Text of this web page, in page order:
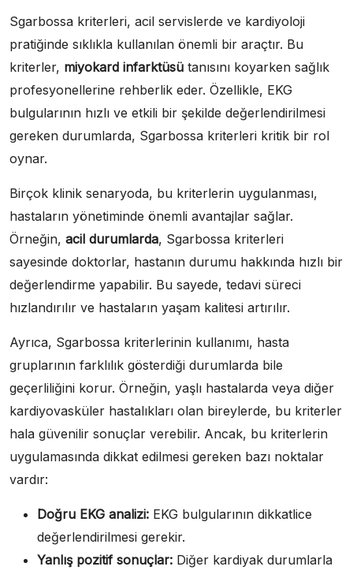
Sgarbossa kriterleri, acil servislerde ve kardiyoloji
pratiğinde sıklıkla kullanılan önemli bir araçtır. Bu
kriterler, miyokard infarktüsü tanısını koyarken sağlık
profesyonellerine rehberlik eder. Özellikle, EKG
bulgularının hızlı ve etkili bir şekilde değerlendirilmesi
gereken durumlarda, Sgarbossa kriterleri kritik bir rol
oynar.
Birçok klinik senaryoda, bu kriterlerin uygulanması,
hastaların yönetiminde önemli avantajlar sağlar.
Örneğin, acil durumlarda, Sgarbossa kriterleri
sayesinde doktorlar, hastanın durumu hakkında hızlı bir
değerlendirme yapabilir. Bu sayede, tedavi süreci
hızlandırılır ve hastaların yaşam kalitesi artırılır.
Ayrıca, Sgarbossa kriterlerinin kullanımı, hasta
gruplarının farklılık gösterdiği durumlarda bile
geçerliliğini korur. Örneğin, yaşlı hastalarda veya diğer
kardiyovasküler hastalıkları olan bireylerde, bu kriterler
hala güvenilir sonuçlar verebilir. Ancak, bu kriterlerin
uygulamasında dikkat edilmesi gereken bazı noktalar
vardır:
Doğru EKG analizi: EKG bulgularının dikkatlice
değerlendirilmesi gerekir.
Yanlış pozitif sonuçlar: Diğer kardiyak durumlarla